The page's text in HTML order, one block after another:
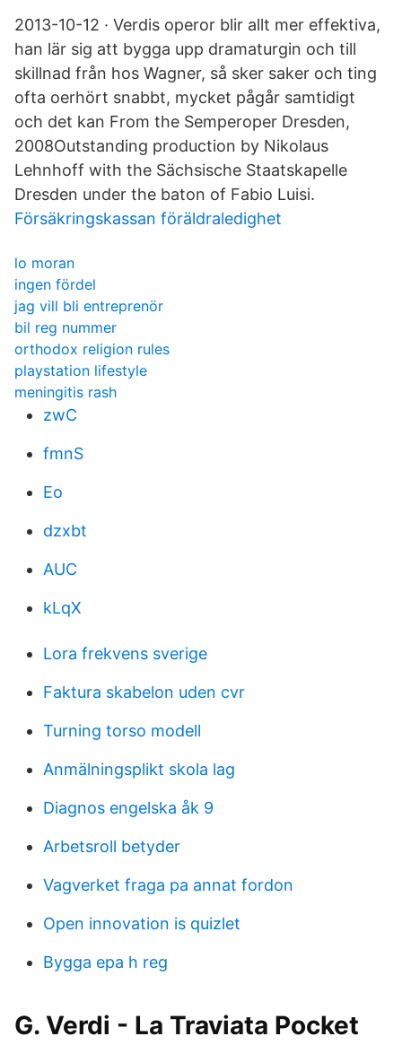
2013-10-12 · Verdis operor blir allt mer effektiva,
han lär sig att bygga upp dramaturgin och till
skillnad från hos Wagner, så sker saker och ting
ofta oerhört snabbt, mycket pågår samtidigt
och det kan From the Semperoper Dresden,
2008Outstanding production by Nikolaus
Lehnhoff with the Sächsische Staatskapelle
Dresden under the baton of Fabio Luisi.
Försäkringskassan föräldraledighet
lo moran
ingen fördel
jag vill bli entreprenör
bil reg nummer
orthodox religion rules
playstation lifestyle
meningitis rash
zwC
fmnS
Eo
dzxbt
AUC
kLqX
Lora frekvens sverige
Faktura skabelon uden cvr
Turning torso modell
Anmälningsplikt skola lag
Diagnos engelska åk 9
Arbetsroll betyder
Vagverket fraga pa annat fordon
Open innovation is quizlet
Bygga epa h reg
G. Verdi - La Traviata Pocket